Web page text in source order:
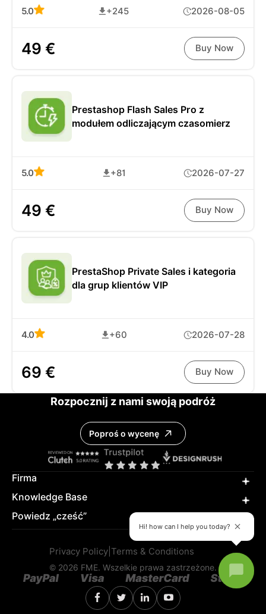
5.0 +245 2026-08-05
49 € Buy Now
Prestashop Flash Sales Pro z
modułem odliczającym czasomierz
5.0 +81 2026-07-27
49 € Buy Now
PrestaShop Private Sales i kategoria
dla grup klientów VIP
4.0 +60 2026-07-28
69 € Buy Now
Rozpocznij z nami swoją podróż
Poproś o wycenę
Firma
Knowledge Base
Powiedz „cześć”
Hi! how can I help you today?
Privacy Policy Terms & Conditions
© 2026 FME. Wszelkie prawa zastrzeżone.